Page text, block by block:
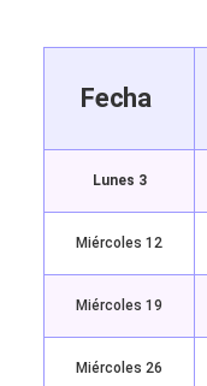
Fecha
Lunes 3
Miércoles 12
Miércoles 19
Miércoles 26